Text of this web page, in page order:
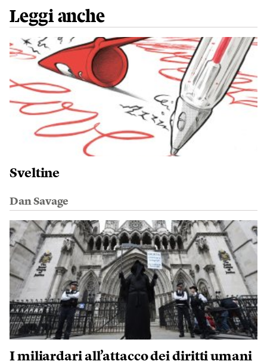
Leggi anche
Sveltine
Dan Savage
I miliardari all’attacco dei diritti umani